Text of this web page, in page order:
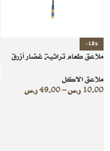
-18%
ملاعق طعام تراثية غضار أزرق
ملاعق الاكل
10.00 ر.س–
49.00ر.س